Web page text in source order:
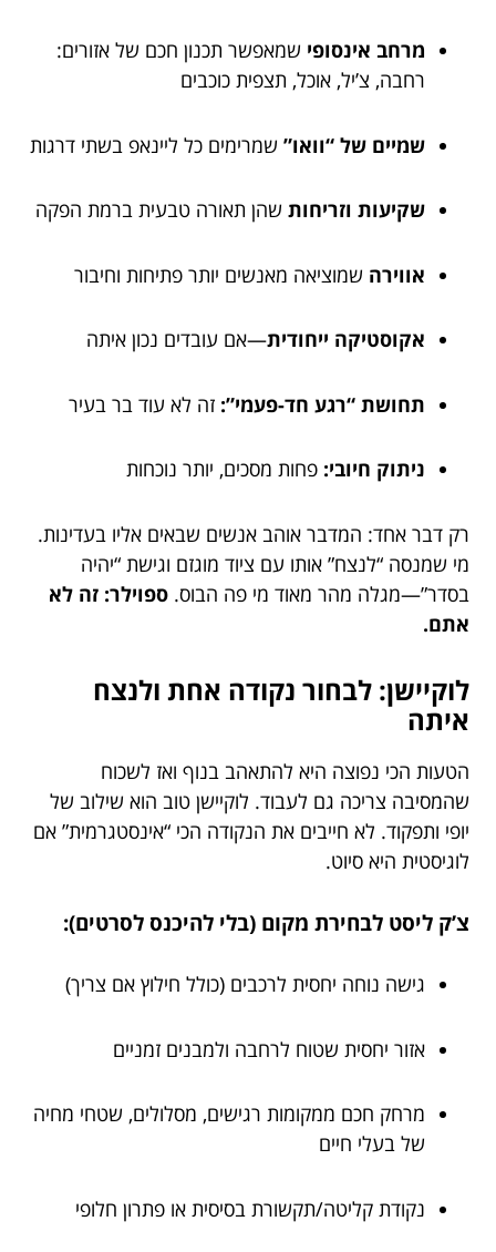
מרחב אינסופי שמאפשר תכנון חכם של אזורים:
רחבה, צ’יל, אוכל, תצפית כוכבים
שמיים של “וואו” שמרימים כל ליינאפ בשתי דרגות
שקיעות וזריחות שהן תאורה טבעית ברמת הפקה
אווירה שמוציאה מאנשים יותר פתיחות וחיבור
אקוסטיקה ייחודית—אם עובדים נכון איתה
תחושת “רגע חד-פעמי”: זה לא עוד בר בעיר
ניתוק חיובי: פחות מסכים, יותר נוכחות
רק דבר אחד: המדבר אוהב אנשים שבאים אליו בעדינות.
מי שמנסה “לנצח” אותו עם ציוד מוגזם וגישת “יהיה
בסדר”—מגלה מהר מאוד מי פה הבוס. ספוילר: זה לא
אתם.
לוקיישן: לבחור נקודה אחת ולנצח
איתה
הטעות הכי נפוצה היא להתאהב בנוף ואז לשכוח
שהמסיבה צריכה גם לעבוד. לוקיישן טוב הוא שילוב של
יופי ותפקוד. לא חייבים את הנקודה הכי “אינסטגרמית” אם
לוגיסטית היא סיוט.
צ’ק ליסט לבחירת מקום (בלי להיכנס לסרטים):
גישה נוחה יחסית לרכבים (כולל חילוץ אם צריך)
אזור יחסית שטוח לרחבה ולמבנים זמניים
מרחק חכם ממקומות רגישים, מסלולים, שטחי מחיה
של בעלי חיים
נקודת קליטה/תקשורת בסיסית או פתרון חלופי